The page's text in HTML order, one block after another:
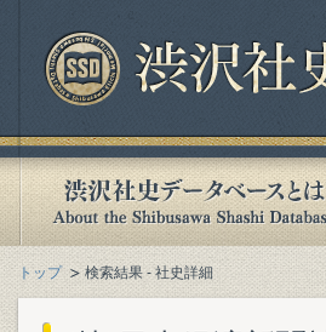
トップ 検索結果 - 社史詳細